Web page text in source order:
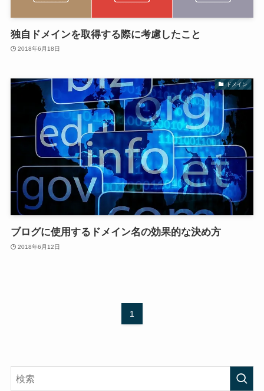
独自ドメインを取得する際に考慮したこと
2018年6月18日
ドメイン
ブログに使用するドメイン名の効果的な決め方
2018年6月12日
1